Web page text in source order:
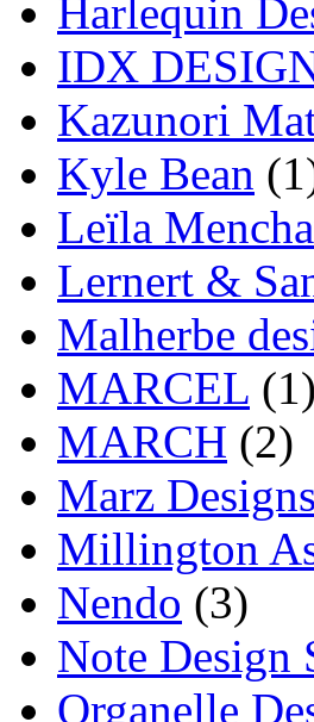
Harlequin
IDX
Kazunori
Kyle Bean
Leïla
Lernert &
Malherbe
MARCEL (1)
MARCH (2)
Marz Designs
Millington
Nendo (3)
Note Design
Organelle